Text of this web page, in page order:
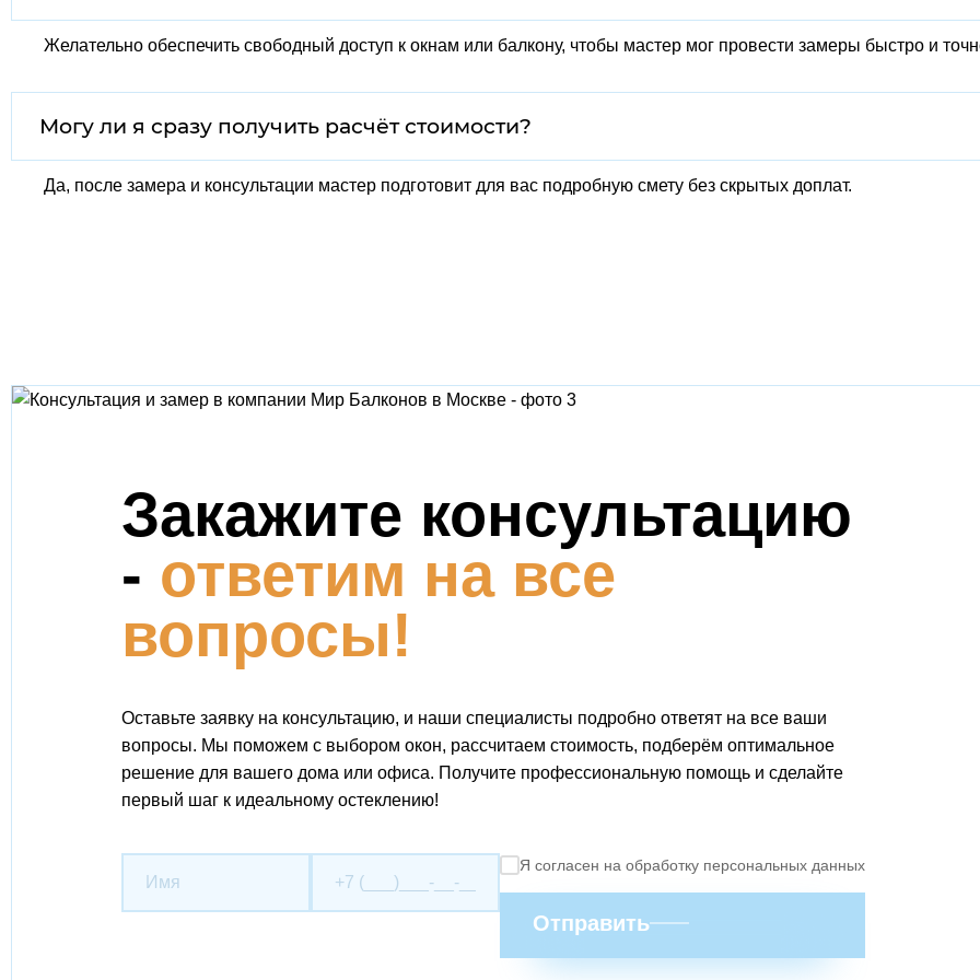
Желательно обеспечить свободный доступ к окнам или балкону, чтобы мастер мог провести замеры быстро и
Могу ли я сразу получить расчёт стоимости?
Да, после замера и консультации мастер подготовит для вас подробную смету без скрытых доплат.
Закажите консультацию
- ответим на все
вопросы!
Оставьте заявку на консультацию, и наши специалисты подробно ответят на все ваши
вопросы. Мы поможем с выбором окон, рассчитаем стоимость, подберём оптимальное
решение для вашего дома или офиса. Получите профессиональную помощь и сделайте
первый шаг к идеальному остеклению!
Я согласен на обработку персональных данных
Отправить